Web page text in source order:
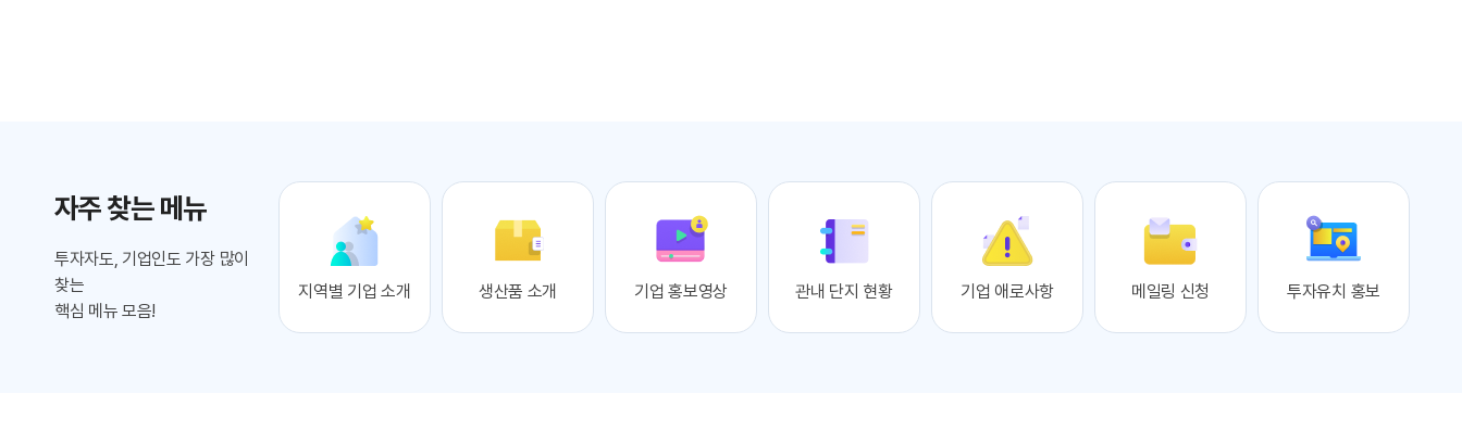
자주 찾는 메뉴
투자자도, 기업인도 가장 많이
찾는
핵심 메뉴 모음!
지역별 기업 소개 생산품 소개 기업 홍보영상 관내 단지 현황 기업 애로사항 메일링 신청 투자유치 홍보